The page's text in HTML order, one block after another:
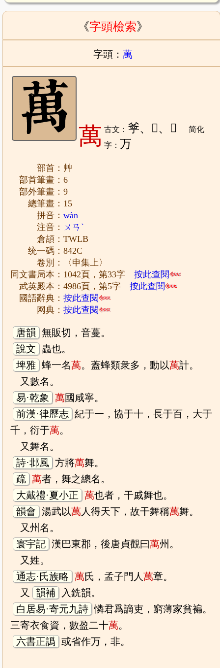
《字頭檢索》
字頭： 萬
萬 古文： 㸘、𤍚、𢁭 简化
字： 万
部首：艸
部首筆畫：6
部外筆畫：9
總筆畫：15
拼音：wàn
注音： ㄨㄢˋ
倉頡：TWLB
统一碼：842C
卷別：〈申集上〉
同文書局本：1042頁，第33字按此查閱
武英殿本：4986頁，第5字按此查閱
國語辭典：按此查閱
网典：按此查閱
唐韻 無販切，音蔓。
說文
蟲也。
埤雅 蜂一名萬。蓋蜂類衆多，動以萬計。
又數名。
易·乾象
萬國咸寧。
前漢·律歷志 紀于一，協于十，長于百，大于
千，衍于萬。
又舞名。
詩·邶風 方將萬舞。
疏 萬者，舞之總名。
大戴禮·夏小正 萬也者，干戚舞也。
韻會 湯武以萬人得天下，故干舞稱萬舞。
又州名。
寰宇記 漢巴東郡，後唐貞觀曰萬州。
又姓。
通志·氏族略 萬氏，孟子門人萬章。
又
韻補
入銑韻。
白居易·寄元九詩 憐君爲謫吏，窮薄家貧褊。
三寄衣食資，數盈二十萬。
六書正譌 或省作万，非。